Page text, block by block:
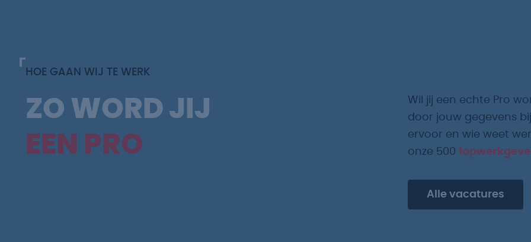
HOE GAAN WIJ TE WERK
ZO WORD JIJ
EEN PRO
Wil jij een echte Pro
door jouw gegevens
ervoor en wie weet
onze 500
Alle vacatures